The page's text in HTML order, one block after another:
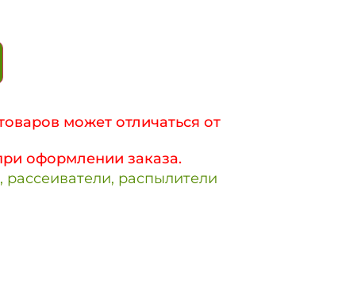
может отличаться от
оформлении заказа.
распылители